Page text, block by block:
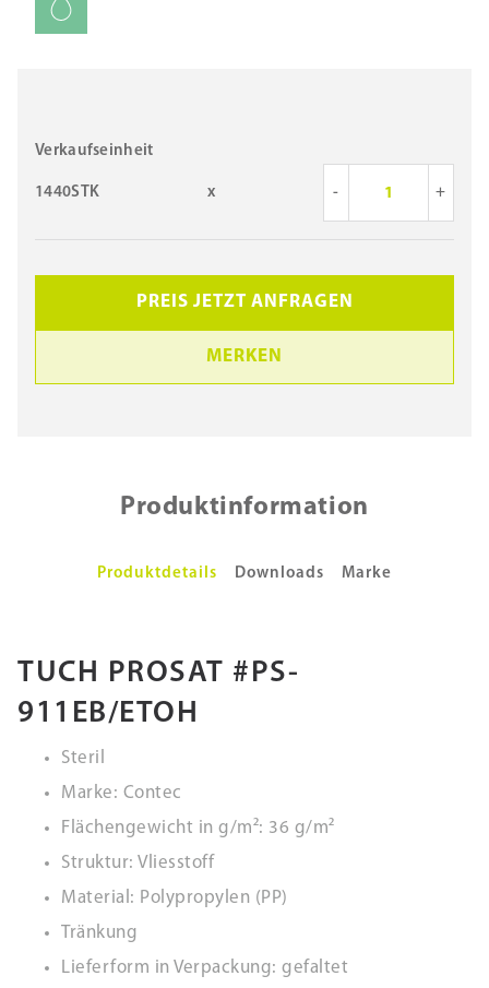
Verkaufseinheit
1440STK x - +
PREIS JETZT ANFRAGEN
MERKEN
Produktinformation
Produktdetails Downloads Marke
TUCH PROSAT #PS-
911EB/ETOH
Steril
Marke: Contec
Flächengewicht in g/m²: 36 g/m²
Struktur: Vliesstoff
Material: Polypropylen (PP)
Tränkung
Lieferform in Verpackung: gefaltet